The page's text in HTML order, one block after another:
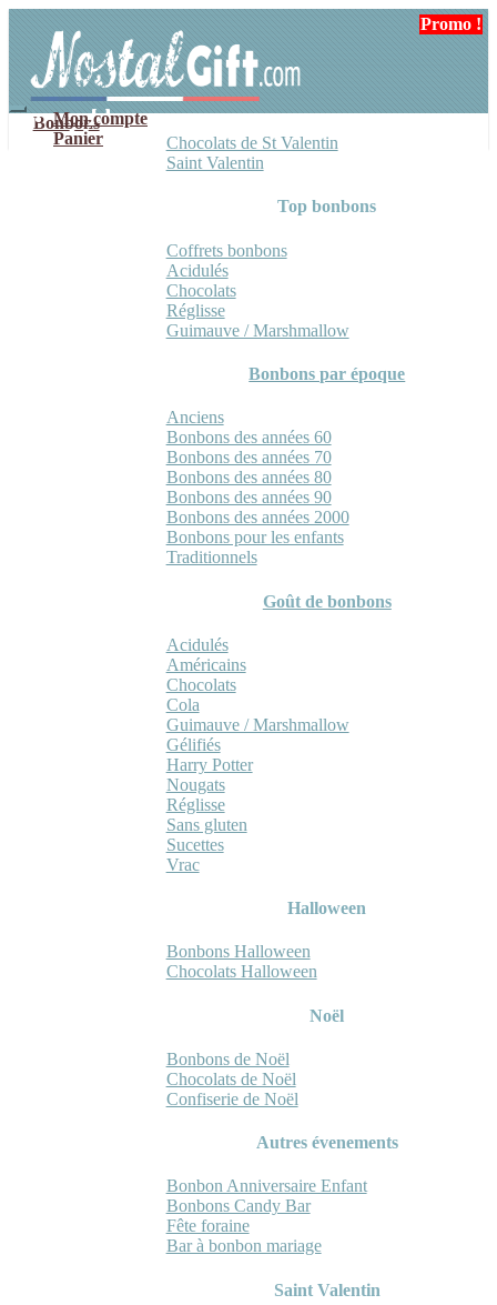
navigation
contenu
Mon compte
Panier
Bonbons
Chocolats de St Valentin
Saint Valentin
Top bonbons
Coffrets bonbons
Acidulés
Chocolats
Réglisse
Guimauve / Marshmallow
Bonbons par époque
Anciens
Bonbons des années 60
Bonbons des années 70
Bonbons des années 80
Bonbons des années 90
Bonbons des années 2000
Bonbons pour les enfants
Traditionnels
Goût de bonbons
Acidulés
Américains
Chocolats
Cola
Guimauve / Marshmallow
Gélifiés
Harry Potter
Nougats
Réglisse
Sans gluten
Sucettes
Vrac
Halloween
Bonbons Halloween
Chocolats Halloween
Noël
Bonbons de Noël
Chocolats de Noël
Confiserie de Noël
Autres évenements
Bonbon Anniversaire Enfant
Bonbons Candy Bar
Fête foraine
Bar à bonbon mariage
Saint Valentin
Promo !
Promo !